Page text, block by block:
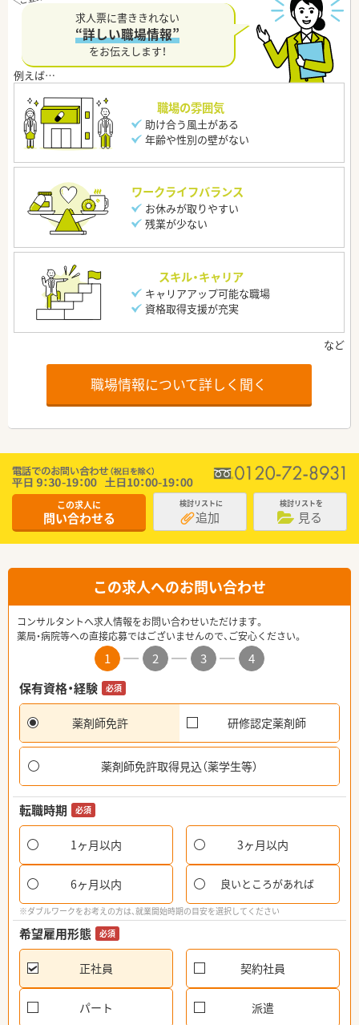
求人票に書ききれない
“詳しい職場情報”
をお伝えします！
職場の雰囲気
助け合う風土がある
年齢や性別の壁がない
ワークライフバランス
お休みが取りやすい
残業が少ない
スキル・キャリア
キャリアアップ可能な職場
資格取得支援が充実
職場情報について詳しく聞く
この求人に
問い合わせる
検討リストに
追加
検討リストを
見る
この求人へのお問い合わせ
コンサルタントへ求人情報をお問い合わせいただけます。
薬局・病院等への直接応募ではございませんので、ご安心ください。
1 2 3
4
保有資格・経験
必須
薬剤師免許 研修認定薬剤師
薬剤師免許取得見込（薬学生等）
転職時期 必須
1ヶ月以内 3ヶ月以内
6ヶ月以内 良いところがあれば
※ダブルワークをお考えの方は、就業開始時期の目安を選択してください
希望雇用形態 必須
正社員 契約社員
パート 派遣